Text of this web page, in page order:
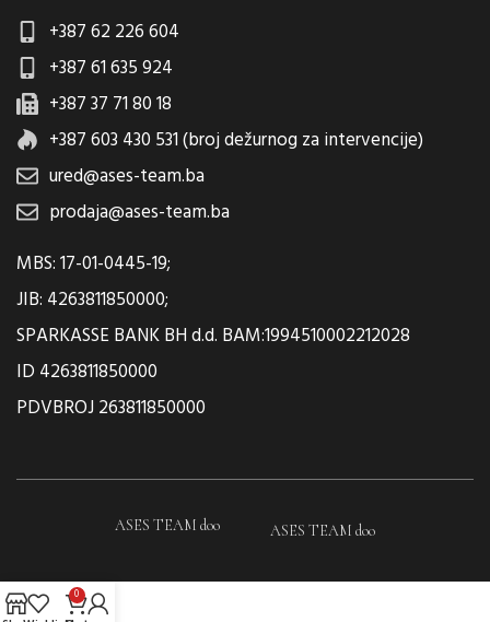
+387 62 226 604
+387 61 635 924
+387 37 71 80 18
+387 603 430 531 (broj dežurnog za intervencije)
ured@ases-team.ba
prodaja@ases-team.ba
MBS: 17-01-0445-19;
JIB: 4263811850000;
SPARKASSE BANK BH d.d. BAM:1994510002212028
ID 4263811850000
PDVBROJ 263811850000
ASES TEAM doo ASES TEAM doo
0